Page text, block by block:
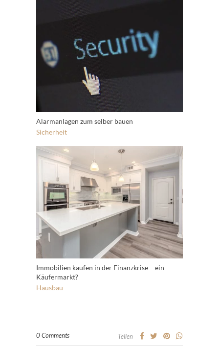
Alarmanlagen zum selber bauen
Sicherheit
Immobilien kaufen in der Finanzkrise – ein
Käufermarkt?
Hausbau
0 Comments Teilen